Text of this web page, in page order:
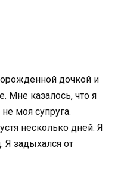
дочкой и
Мне казалось, что я
моя супруга.
несколько дней. Я
Я задыхался от